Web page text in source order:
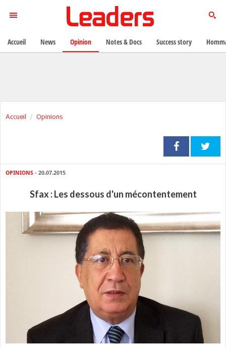
Accueil Opinions
OPINIONS - 20.07.2015
Sfax : Les dessous d'un mécontentement
Accueil News Opinion Notes & Docs Success story